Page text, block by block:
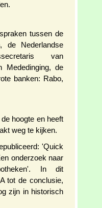
tussen de
de Nederlandse
van
Mededinging, de
banken: Rabo,
hoogte en heeft
weg te kijken.
'Quick
onderzoek naar
In dit
tot de conclusie,
zijn in historisch